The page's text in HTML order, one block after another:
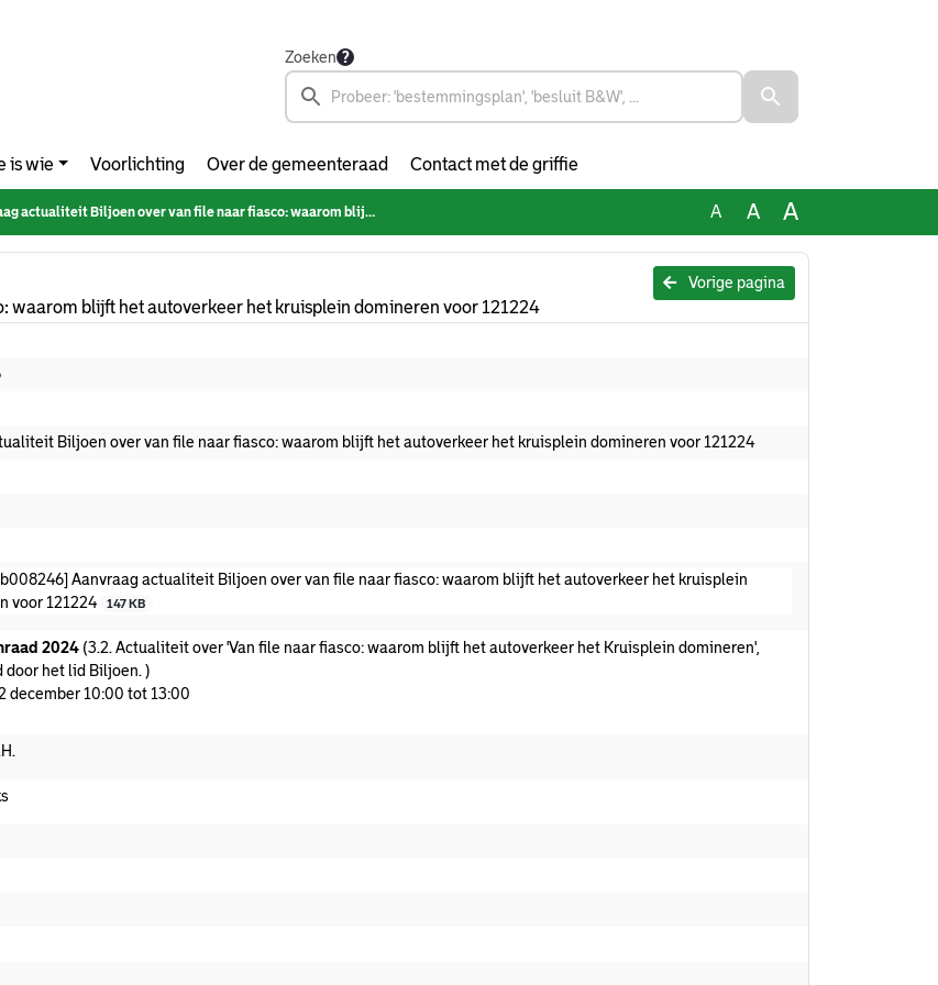
Zoeken
is wie Voorlichting Over de gemeenteraad Contact met de griffie
Biljoen over van file naar fiasco: waarom blijft het autoverkeer het kruisplein domineren voor 121224 A A A
Vorige pagina
waarom blijft het autoverkeer het kruisplein domineren voor 121224
Biljoen over van file naar fiasco: waarom blijft het autoverkeer het kruisplein domineren voor 121224
Aanvraag actualiteit Biljoen over van file naar fiasco: waarom blijft het autoverkeer het kruisplein
voor 121224
147 KB
2024 (3.2. Actualiteit over 'Van file naar fiasco: waarom blijft het autoverkeer het Kruisplein domineren',
door het lid Biljoen. )
december 10:00 tot 13:00